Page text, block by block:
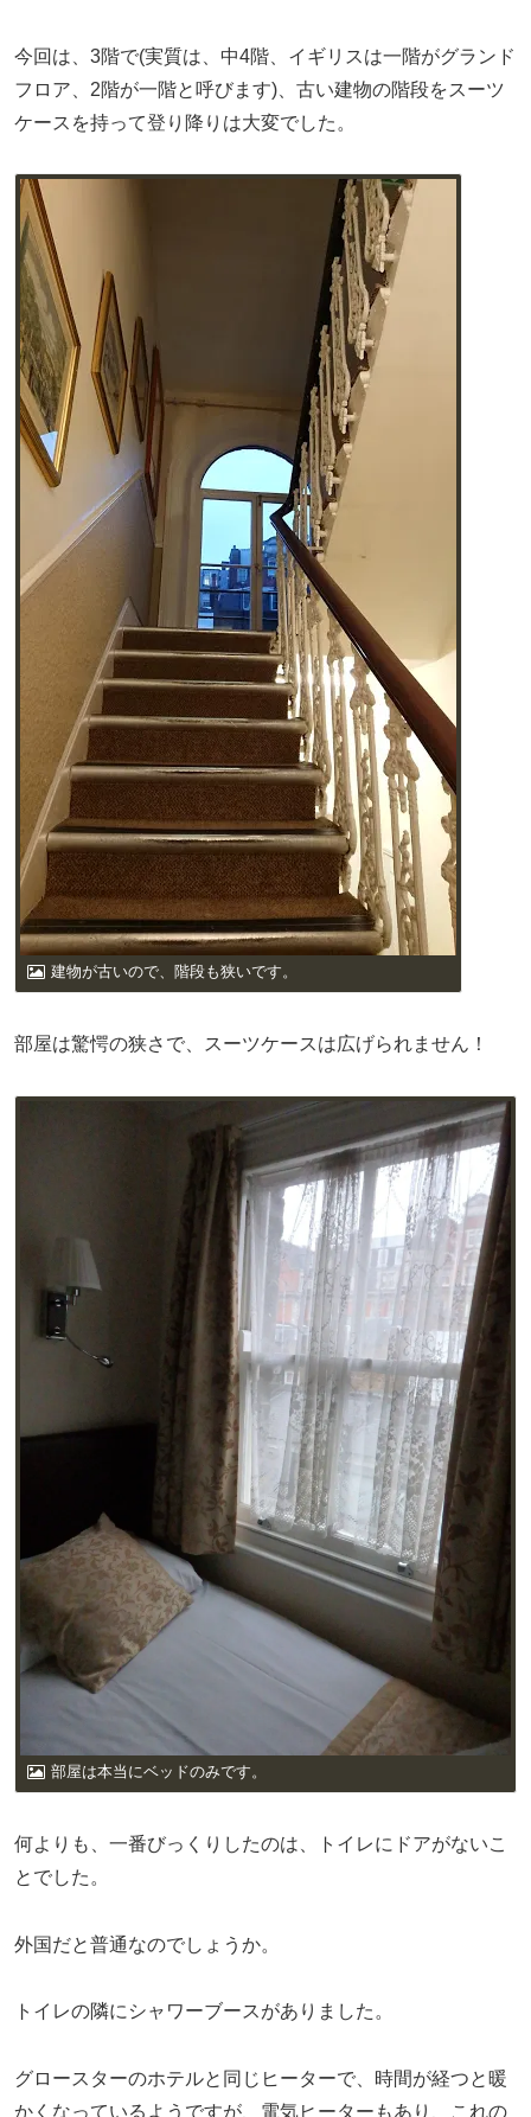
今回は、3階で(実質は、中4階、イギリスは一階がグランド
フロア、2階が一階と呼びます)、古い建物の階段をスーツ
ケースを持って登り降りは大変でした。
建物が古いので、階段も狭いです。
部屋は驚愕の狭さで、スーツケースは広げられません！
部屋は本当にベッドのみです。
何よりも、一番びっくりしたのは、トイレにドアがないこ
とでした。
外国だと普通なのでしょうか。
トイレの隣にシャワーブースがありました。
グロースターのホテルと同じヒーターで、時間が経つと暖
かくなっているようですが、電気ヒーターもあり、これの